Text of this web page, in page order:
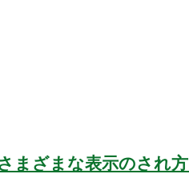
まざまな表示のされ方